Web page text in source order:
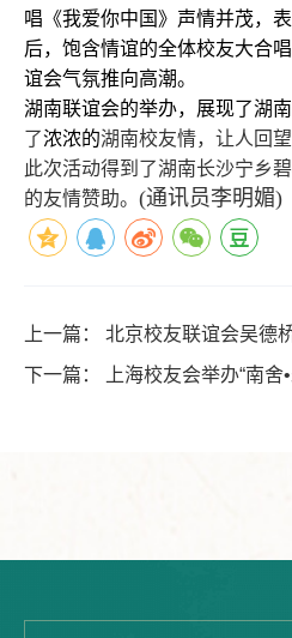
唱《我爱你中国》声情并茂，
后，饱含情谊的全体校友大合
谊会气氛推向高潮。
湖南联谊会的举办，展现了湖
了浓浓的湖南校友情，让人回
此次活动得到了湖南长沙宁乡
的友情赞助。 (通讯员李明媚)
上一篇： 北京校友联谊会吴德
下一篇：
上海校友会举办“南舍